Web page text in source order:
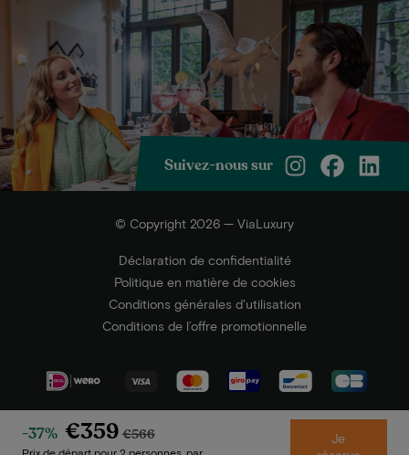
-37% €359 €566
Prix de départ pour 2 personnes, par
Je
Suivez-nous sur
© Copyright 2026 — ViaLuxury
Déclaration de confidentialité
Politique en matière de cookies
Conditions générales d'utilisation
Conditions de l’offre promotionnelle